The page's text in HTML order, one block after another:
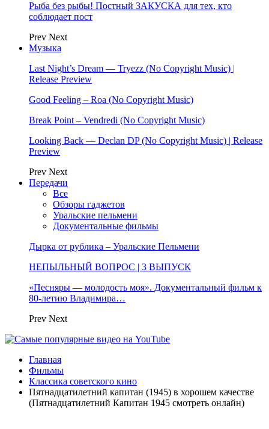
Рыба без рыбы! Постный ЗАКУСКА для тех, кто
соблюдает пост
Prev Next
Музыка
Last Night’s Dream — Tryezz (No Copyright Music) |
Release Preview
Good Feeling – Roa (No Copyright Music)
Break Point – Vendredi (No Copyright Music)
Looking Back — Declan DP (No Copyright Music) | Release
Preview
Prev Next
Передачи
Все
Обзоры гаджетов
Уральские пельмени
Документальные фильмы
Дырка от рублика – Уральские Пельмени
НЕПЫЛЬНЫЙ ВОПРОС | 3 ВЫПУСК
«Песняры — молодость моя». Документальный фильм к
80-летию Владимира…
Prev Next
Главная
Фильмы
Классика советского кино
Пятнадцатилетний капитан (1945) в хорошем качестве
(Пятнадцатилетний Капитан 1945 смотреть онлайн)